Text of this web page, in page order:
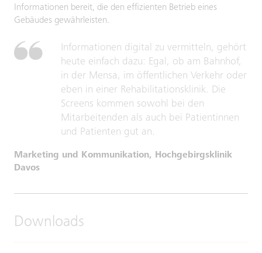
Informationen bereit, die den effizienten Betrieb eines
Gebäudes gewährleisten.
Informationen digital zu vermitteln, gehört
heute einfach dazu: Egal, ob am Bahnhof,
in der Mensa, im öffentlichen Verkehr oder
eben in einer Rehabilitationsklinik. Die
Screens kommen sowohl bei den
Mitarbeitenden als auch bei Patientinnen
und Patienten gut an.
Marketing und Kommunikation, Hochgebirgsklinik
Davos
Downloads